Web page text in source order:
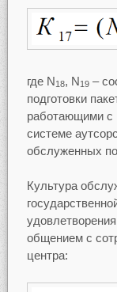
где N18, N19–
подготовки
работающими с
системе
обслуженных по
Культура
общением с
центра: